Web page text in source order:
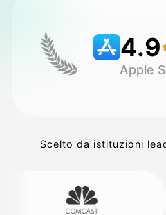
4.9
Apple
Scelto da istituzioni